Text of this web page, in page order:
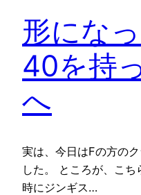
形にな
40を持
へ
実は、今日はFの方の
した。 ところが、こ
時にジンギス…